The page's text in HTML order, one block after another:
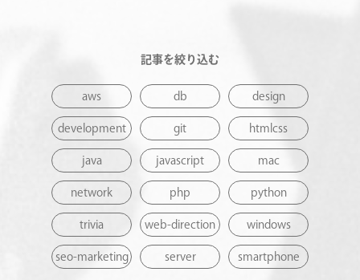
記事を絞り込む
aws db design
development git htmlcss
java javascript mac
network php python
trivia web-direction windows
seo-marketing server smartphone